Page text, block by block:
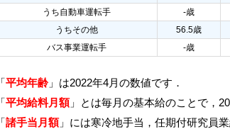
うち自動車運転手
-歳
うちその他
56.5歳
バス事業運転手
-歳
「平均年齢」は2022年4月の数値です．
「平均給料月額」とは毎月の基本給のことで，
「諸手当月額」には寒冷地手当，任期付研究員